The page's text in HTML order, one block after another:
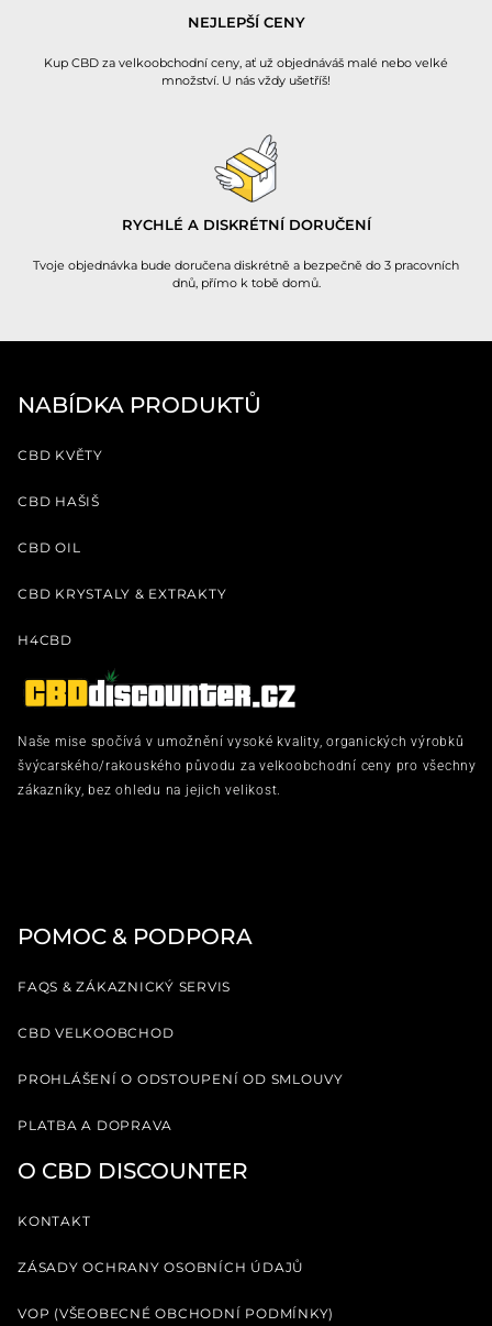
NEJLEPŠÍ CENY
Kup CBD za velkoobchodní ceny, ať už objednáváš malé nebo velké
množství. U nás vždy ušetříš!
RYCHLÉ A DISKRÉTNÍ DORUČENÍ
Tvoje objednávka bude doručena diskrétně a bezpečně do 3 pracovních
dnů, přímo k tobě domů.
NABÍDKA PRODUKTŮ
CBD KVĚTY
CBD HAŠIŠ
CBD OIL
CBD KRYSTALY & EXTRAKTY
H4CBD
Naše mise spočívá v umožnění vysoké kvality, organických výrobků
švýcarského/rakouského původu za velkoobchodní ceny pro všechny
zákazníky, bez ohledu na jejich velikost.
POMOC & PODPORA
FAQS & ZÁKAZNICKÝ SERVIS
CBD VELKOOBCHOD
PROHLÁŠENÍ O ODSTOUPENÍ OD SMLOUVY
PLATBA A DOPRAVA
O CBD DISCOUNTER
KONTAKT
ZÁSADY OCHRANY OSOBNÍCH ÚDAJŮ
VOP (VŠEOBECNÉ OBCHODNÍ PODMÍNKY)